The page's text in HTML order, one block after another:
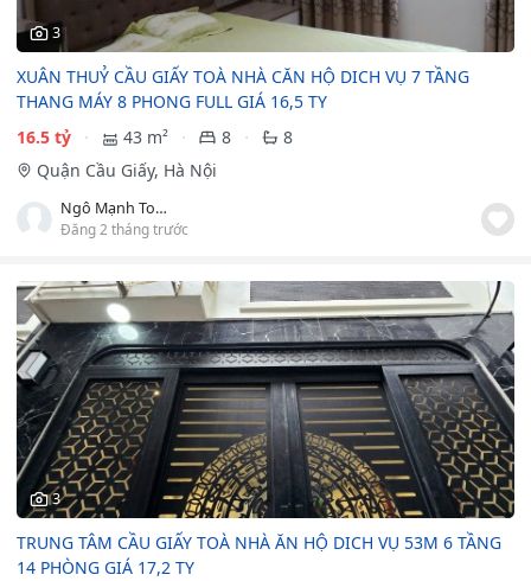
3
XUÂN THUỶ CẦU GIẤY TOÀ NHÀ CĂN HỘ DICH VỤ 7 TẦNG
THANG MÁY 8 PHONG FULL GIÁ 16,5 TY
16.5 tỷ
43 m² 8
8
Quận Cầu Giấy, Hà Nội
Ngô Mạnh Toàn
Đăng 2 tháng trước
3
TRUNG TÂM CẦU GIẤY TOÀ NHÀ ĂN HỘ DICH VỤ 53M 6 TẦNG
14 PHÒNG GIÁ 17,2 TY